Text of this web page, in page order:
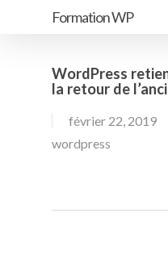
principal
Formation WP
WordPress
la retour de
février 22, 2019
wordpress